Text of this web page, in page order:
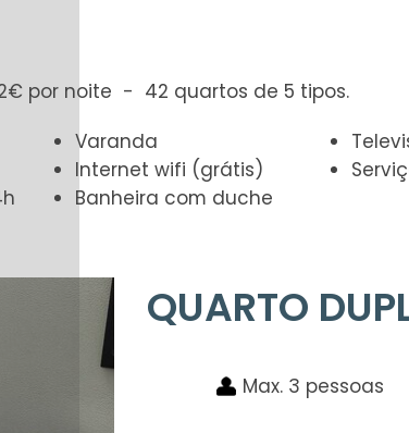
por noite - 42 quartos de 5 tipos.
Varanda
Internet wifi (grátis)
Banheira com duche
QUARTO
Max. 3 pessoas